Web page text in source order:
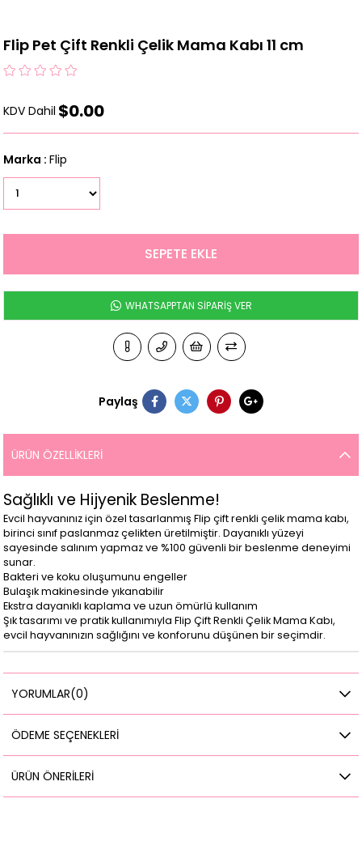
Flip Pet Çift Renkli Çelik Mama Kabı 11 cm
KDV Dahil $0.00
Marka : Flip
WHATSAPPTAN SİPARİŞ VER
Paylaş
ÜRÜN ÖZELLIKLERI
Sağlıklı ve Hijyenik Beslenme!
Evcil hayvanınız için özel tasarlanmış Flip çift renkli çelik mama kabı,
birinci sınıf paslanmaz çelikten üretilmiştir. Dayanıklı yüzeyi
sayesinde salınım yapmaz ve %100 güvenli bir beslenme deneyimi
sunar.
Bakteri ve koku oluşumunu engeller
Bulaşık makinesinde yıkanabilir
Ekstra dayanıklı kaplama ve uzun ömürlü kullanım
Şık tasarımı ve pratik kullanımıyla Flip Çift Renkli Çelik Mama Kabı,
evcil hayvanınızın sağlığını ve konforunu düşünen bir seçimdir.
YORUMLAR(0)
ÖDEME SEÇENEKLERI
ÜRÜN ÖNERILERI